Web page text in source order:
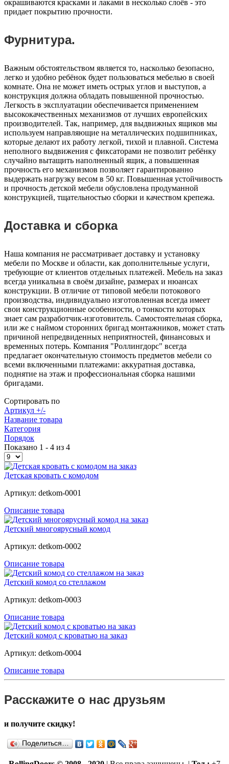
окрашиваются красками и лаками в несколько слоёв - это
придает покрытию прочности.
Фурнитура.
Важным обстоятельством является то, насколько безопасно,
легко и удобно ребёнок будет пользоваться мебелью в своей
комнате. Она не может иметь острых углов и выступов, а
конструкция должна обладать повышенной прочностью.
Легкость в эксплуатации обеспечивается применением
высококачественных механизмов от лучших европейских
производителей. Так, например, для выдвижных ящиков мы
используем направляющие на металлических подшипниках,
которые делают их работу легкой, тихой и плавной. Система
неполного выдвижения с фиксаторами не позволит ребёнку
случайно вытащить наполненный ящик, а повышенная
прочность его механизмов позволяет гарантированно
выдержать нагрузку весом в 50 кг. Повышенная устойчивость
и прочность детской мебели обусловлена продуманной
конструкцией, тщательностью сборки и качеством крепежа.
Доставка и сборка
Наша компания не рассматривает доставку и установку
мебели по Москве и области, как дополнительные услуги,
требующие от клиентов отдельных платежей. Мебель на заказ
всегда уникальна в своём дизайне, размерах и нюансах
конструкции. В отличие от типовой мебели потокового
производства, индивидуально изготовленная всегда имеет
свои конструкционные особенности, о тонкости которых
знает сам разработчик-изготовитель. Самостоятельная сборка,
или же с наймом сторонних бригад монтажников, может стать
причиной непредвиденных неприятностей, финансовых и
временных потерь. Компания "Роллингдорс" всегда
предлагает окончательную стоимость предметов мебели со
всеми включенными платежами: аккуратная доставка,
поднятие на этаж и профессиональная сборка нашими
бригадами.
Сортировать по
Артикул +/-
Название товара
Категория
Порядок
Показано 1 - 4 из 4
Детская кровать с комодом
Артикул: detkom-0001
Описание товара
Детский многоярусный комод
Артикул: detkom-0002
Описание товара
Детский комод со стеллажом
Артикул: detkom-0003
Описание товара
Детский комод с кроватью на заказ
Артикул: detkom-0004
Описание товара
Расскажите о нас друзьям
и получите скидку!
Поделиться…